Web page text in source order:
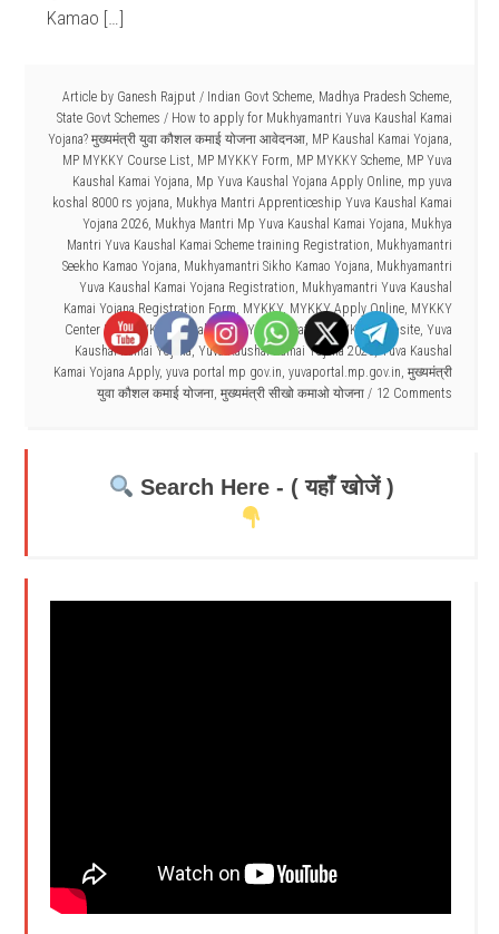
Kamao […]
Article by Ganesh Rajput / Indian Govt Scheme, Madhya Pradesh Scheme,
State Govt Schemes / How to apply for Mukhyamantri Yuva Kaushal Kamai
Yojana? मुख्यमंत्री युवा कौशल कमाई योजना आवेदनआ, MP Kaushal Kamai Yojana,
MP MYKKY Course List, MP MYKKY Form, MP MYKKY Scheme, MP Yuva
Kaushal Kamai Yojana, Mp Yuva Kaushal Yojana Apply Online, mp yuva
koshal 8000 rs yojana, Mukhya Mantri Apprenticeship Yuva Kaushal Kamai
Yojana 2026, Mukhya Mantri Mp Yuva Kaushal Kamai Yojana, Mukhya
Mantri Yuva Kaushal Kamai Scheme training Registration, Mukhyamantri
Seekho Kamao Yojana, Mukhyamantri Sikho Kamao Yojana, Mukhyamantri
Yuva Kaushal Kamai Yojana Registration, Mukhyamantri Yuva Kaushal
Kamai Yojana Registration Form, MYKKY, MYKKY Apply Online, MYKKY
Center List,MYKKY Portal,MYKKY Registration,MYKKY Website, Yuva
Kaushal Kamai Yojana, Yuva Kaushal Kamai Yojana 2026,Yuva Kaushal
Kamai Yojana Apply, yuva portal mp gov.in, yuvaportal.mp.gov.in, मुख्यमंत्री
युवा कौशल कमाई योजना, मुख्यमंत्री सीखो कमाओ योजना 12 Comments
Search Here - ( यहाँ खोजें )